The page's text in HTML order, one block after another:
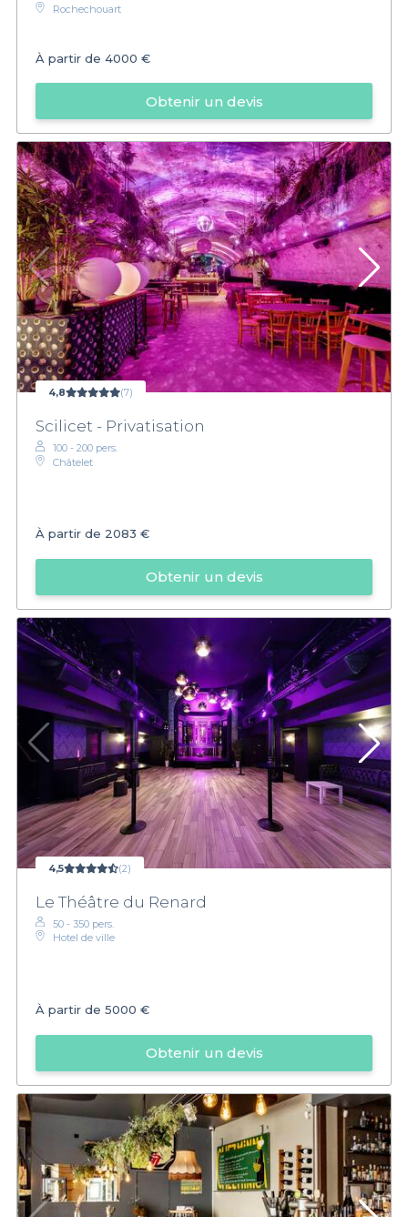
Rochechouart
À partir de 4000 €
Obtenir un devis
4,8 (7)
Scilicet - Privatisation
100 - 200 pers.
Châtelet
À partir de 2083 €
Obtenir un devis
4,5 (2)
Le Théâtre du Renard
50 - 350 pers.
Hotel de ville
À partir de 5000 €
Obtenir un devis